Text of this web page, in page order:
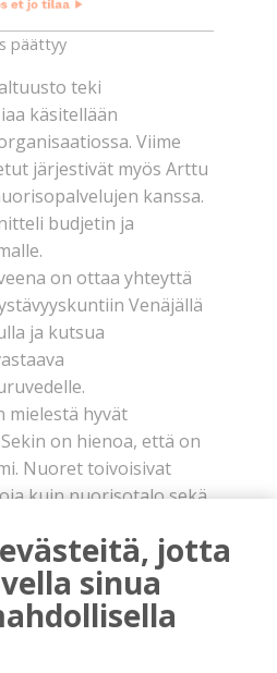
päättyy
teki
käsitellään
Viime
järjestivät myös Arttu
kanssa.
budjetin ja
on ottaa yhteyttä
Venäjällä
ja kutsua
mielestä hyvät
on hienoa, että on
Nuoret toivoisivat
kuin nuorisotalo sekä
sillä Iisalmeen on pitkä
kiuruvetiset yrittäjät
jatkaa Agonen.
jotta
sinua